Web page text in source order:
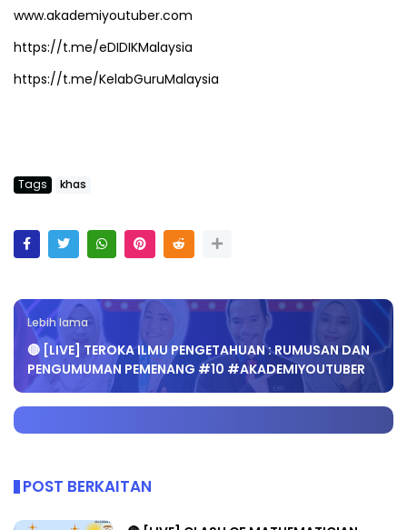
www.akademiyoutuber.com
https://t.me/eDIDIKMalaysia
https://t.me/KelabGuruMalaysia
Tags khas
Lebih lama
🔴 [LIVE] TEROKA ILMU PENGETAHUAN : RUMUSAN DAN
PENGUMUMAN PEMENANG #10 #AKADEMIYOUTUBER
POST BERKAITAN